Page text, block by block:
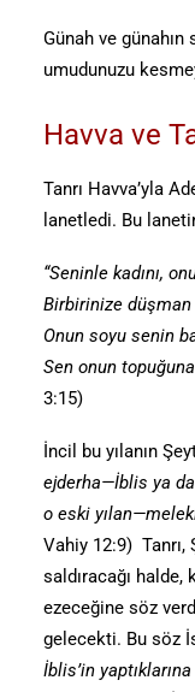
Günah ve günahın
umudunuzu
Havva ve
Tanrı Havva’yla
lanetledi. Bu
“Seninle kadını,
Birbirinize
Onun soyu senin
Sen onun
3:15)
İncil bu yılanın
ejderha—İblis ya
o eski
Vahiy 12:9) Tanrı,
saldıracağı halde,
ezeceğine söz
gelecekti. Bu söz
İblis’in